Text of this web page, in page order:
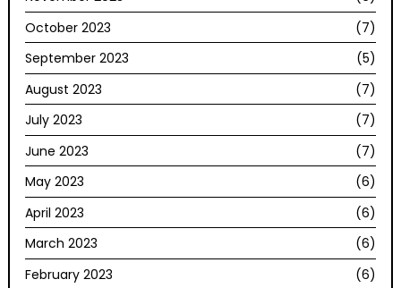
October 2023
(7)
September 2023
(5)
August 2023
(7)
July 2023
(7)
June 2023
(7)
May 2023
(6)
April 2023
(6)
March 2023
(6)
February 2023
(6)